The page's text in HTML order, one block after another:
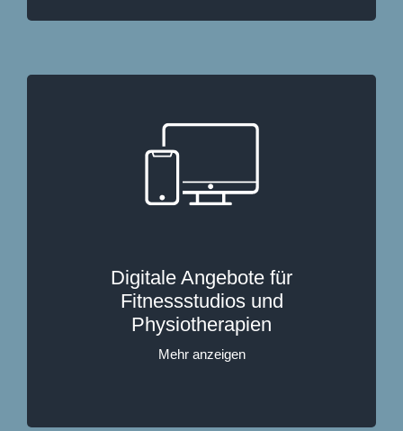
Digitale Angebote für
Fitnessstudios und
Physiotherapien
Mehr anzeigen